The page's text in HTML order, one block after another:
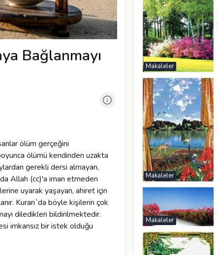
Bağlanmayı
ölüm gerçeğini
ölümü kendinden uzakta
gerekli dersi almayan,
Allah (cc)'a iman etmeden
uyarak yaşayan, ahiret için
Kuran`da böyle kişilerin çok
diledikleri bildirilmektedir.
imkansız bir istek olduğu
Makaleler
Makaleler
Makaleler